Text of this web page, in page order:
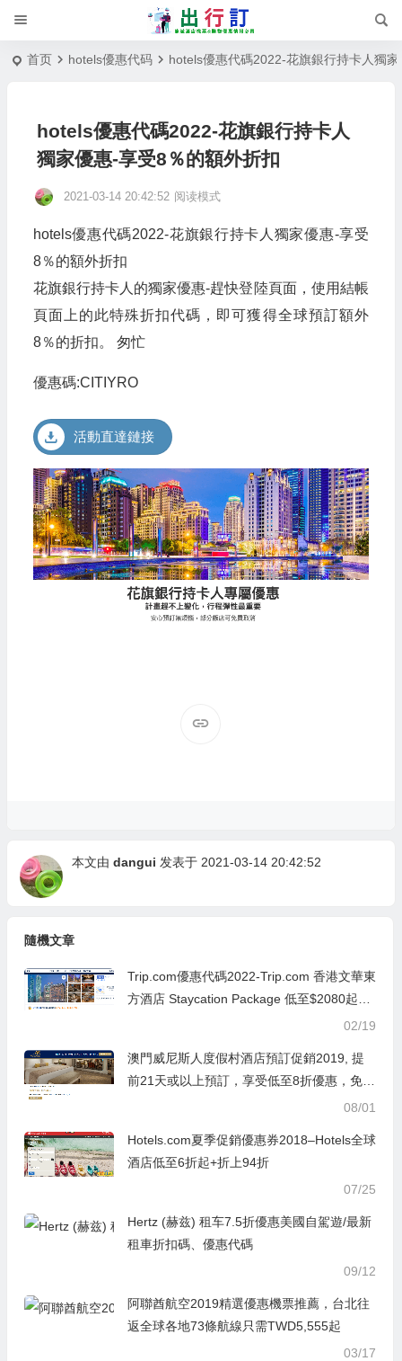
首页 hotels優惠代码 hotels優惠代碼2022-花旗銀行持卡人獨
hotels優惠代碼2022-花旗銀行持卡人
獨家優惠-享受8％的額外折扣
2021-03-14 20:42:52 阅读模式
hotels優惠代碼2022-花旗銀行持卡人獨家優惠-享受
8％的額外折扣
花旗銀行持卡人的獨家優惠-趕快登陸頁面，使用結帳
頁面上的此特殊折扣代碼，即可獲得全球預訂額外
8％的折扣。 匆忙
優惠碼:CITIYRO
活動直達鏈接
本文由 dangui 发表于 2021-03-14 20:42:52
隨機文章
Trip.com優惠代碼2022-Trip.com 香港文華東
方酒店 Staycation Package 低至$2080起：
連雙人早餐+三道菜晚餐+精選餐酒+5%額外
02/19
澳門威尼斯人度假村酒店預訂促銷2019, 提
前21天或以上預訂，享受低至8折優惠，免費
08/01
Hotels.com夏季促銷優惠券2018–Hotels全球
酒店低至6折起+折上94折
07/25
Hertz (赫兹) 租车7.5折優惠美國自駕遊/最新
租車折扣碼、優惠代碼
09/12
阿聯酋航空2019精選優惠機票推薦，台北往
返全球各地73條航線只需TWD5,555起
03/17